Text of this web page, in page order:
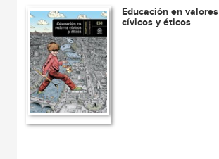
Educación en valores
cívicos y éticos